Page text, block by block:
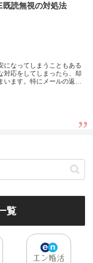
既読無視の対処法
になってしまうこともある
対応をしてしまったら、却
います。特にメールの返信
覧